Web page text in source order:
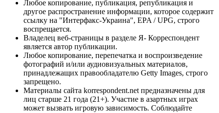
Любое копирование, публикация, републикация и
другое распространение информации, которое содержит
ссылку на "Интерфакс-Украина", EPA / UPG, строго
воспрещается.
Владелец веб-страницы в разделе Я- Корреспондент
является автор публикации.
Любое копирование, перепечатка и воспроизведение
фотографий и/или аудиовизуальных материалов,
принадлежащих правообладателю Getty Images, строго
запрещено.
Материалы сайта korrespondent.net предназначены для
лиц старше 21 года (21+). Участие в азартных играх
может вызвать игровую зависимость. Соблюдайте